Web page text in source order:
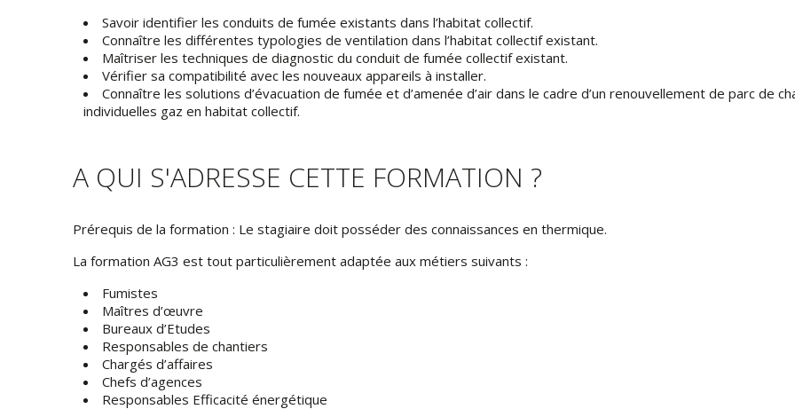
Savoir identifier les conduits de fumée existants dans l’habitat collectif.
Connaître les différentes typologies de ventilation dans l’habitat collectif existant.
Maîtriser les techniques de diagnostic du conduit de fumée collectif existant.
Vérifier sa compatibilité avec les nouveaux appareils à installer.
Connaître les solutions d’évacuation de fumée et d’amenée d’air dans le cadre d’un renouvellement de parc de
individuelles gaz en habitat collectif.
A QUI S'ADRESSE CETTE FORMATION ?
Prérequis de la formation : Le stagiaire doit posséder des connaissances en thermique.
La formation AG3 est tout particulièrement adaptée aux métiers suivants :
Fumistes
Maîtres d’œuvre
Bureaux d’Etudes
Responsables de chantiers
Chargés d’affaires
Chefs d’agences
Responsables Efficacité énergétique